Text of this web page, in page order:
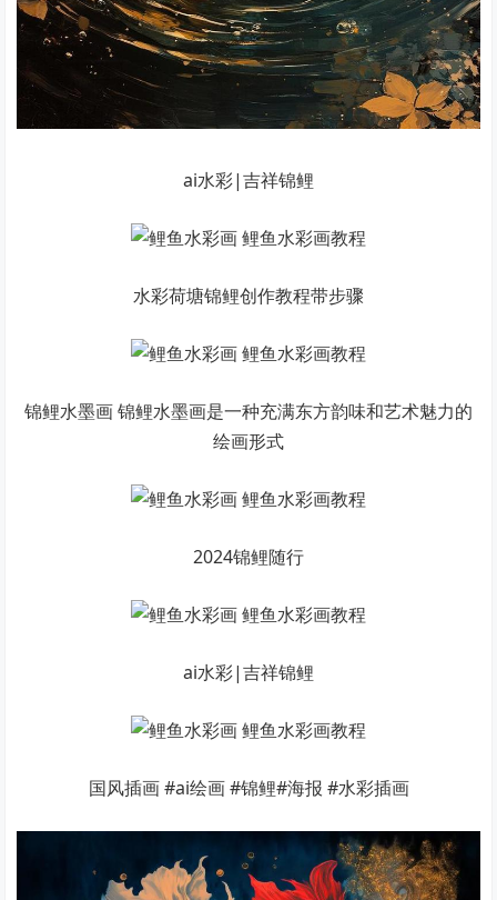
ai水彩|吉祥锦鲤
水彩荷塘锦鲤创作教程带步骤
锦鲤水墨画 锦鲤水墨画是一种充满东方韵味和艺术魅力的
绘画形式
2024锦鲤随行
ai水彩|吉祥锦鲤
国风插画 #ai绘画 #锦鲤#海报 #水彩插画